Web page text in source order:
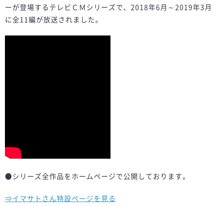
ーが登場するテレビＣＭシリーズで、2018年6月～2019年3月
に全11編が放送されました。
●シリーズ全作品をホームページで公開しております。
⇒イマサトさん特設ページを見る